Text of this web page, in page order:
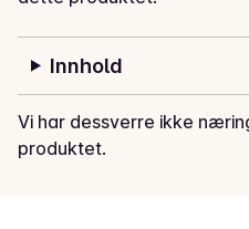
Innhold
Vi har dessverre ikke
produktet.